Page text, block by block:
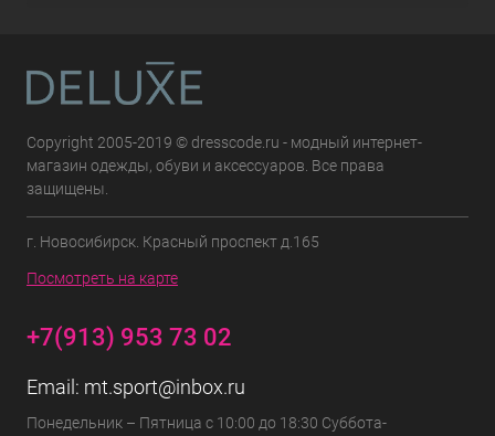
Copyright 2005-2019 © dresscode.ru - модный интернет-
магазин одежды, обуви и аксессуаров. Все права
защищены.
г. Новосибирск. Красный проспект д.165
Посмотреть на карте
+7(913) 953 73 02
Email: mt.sport@inbox.ru
Понедельник – Пятница с 10:00 до 18:30 Суббота-